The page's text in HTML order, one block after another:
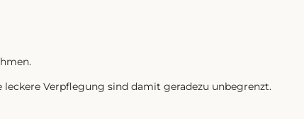
Verpflegung sind damit geradezu unbegrenzt.